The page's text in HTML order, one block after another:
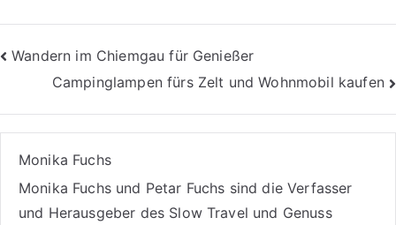
Beitragsnavigation
Wandern im Chiemgau für Genießer
Campinglampen fürs Zelt und Wohnmobil kaufen
Monika Fuchs
Monika Fuchs und Petar Fuchs sind die Verfasser
und Herausgeber des Slow Travel und Genuss